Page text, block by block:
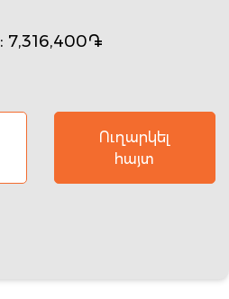
: 7,316,400֏
Ուղարկել
հայտ